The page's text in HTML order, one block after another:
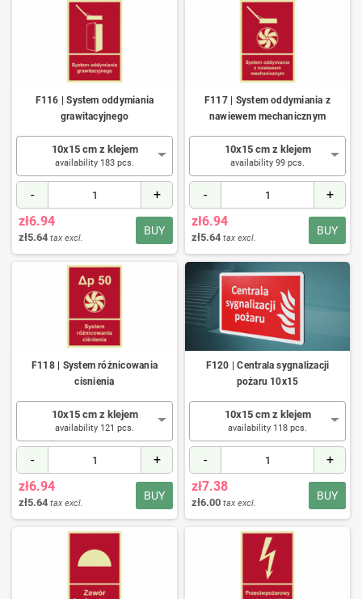
F116 | System oddymiania
grawitacyjnego
10x15 cm z klejem
availability 183 pcs.
- +
BUY
zł6.94
zł5.64 tax excl.
F117 | System oddymiania z
nawiewem mechanicznym
10x15 cm z klejem
availability 99 pcs.
- +
BUY
zł6.94
zł5.64 tax excl.
F118 | System różnicowania
cisnienia
10x15 cm z klejem
availability 121 pcs.
- +
BUY
zł6.94
zł5.64 tax excl.
F120 | Centrala sygnalizacji
pożaru 10x15
10x15 cm z klejem
availability 118 pcs.
- +
BUY
zł7.38
zł6.00 tax excl.